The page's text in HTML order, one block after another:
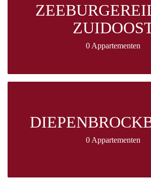
0 Appartementen
0 Appartementen